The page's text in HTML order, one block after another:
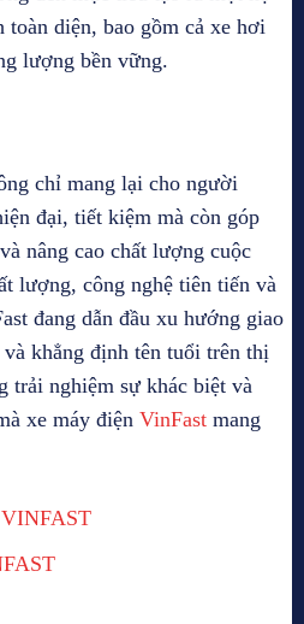
toàn diện, bao gồm cả xe hơi
lượng bền vững.
chỉ mang lại cho người
đại, tiết kiệm mà còn góp
nâng cao chất lượng cuộc
lượng, công nghệ tiên tiến và
đang dẫn đầu xu hướng giao
khẳng định tên tuổi trên thị
trải nghiệm sự khác biệt và
xe máy điện VinFast mang